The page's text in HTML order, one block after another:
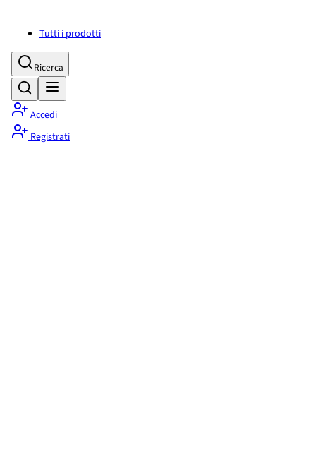
Tutti i prodotti
Ricerca
Accedi
Registrati